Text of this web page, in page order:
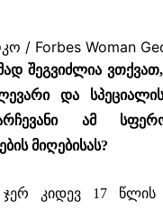
/ Forbes Woman
შეგვიძლია
და
ამ
მიღებისას?
ჯერ კიდევ 17 წლის